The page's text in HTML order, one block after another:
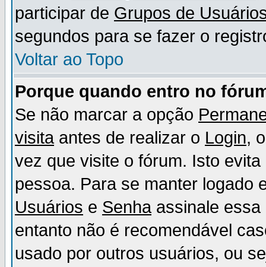
participar de Grupos de
segundos para se fazer o
Voltar ao Topo
Porque quando entro no
Se não marcar a opção
visitaantes de realizar o Login,
vez que visite o fórum. Isto
pessoa. Para se manter
Usuários e Senhaassinale essa
entanto não é recomendável
usado por outros usuários, ou